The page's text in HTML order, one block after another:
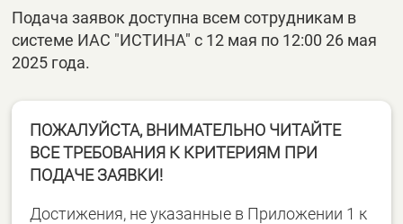
Подача заявок доступна всем сотрудникам в
системе ИАС "ИСТИНА" с 12 мая по 12:00 26 мая
2025 года.
ПОЖАЛУЙСТА, ВНИМАТЕЛЬНО ЧИТАЙТЕ
ВСЕ ТРЕБОВАНИЯ К КРИТЕРИЯМ ПРИ
ПОДАЧЕ ЗАЯВКИ!
Достижения, не указанные в Приложении 1 к